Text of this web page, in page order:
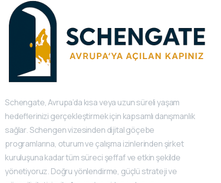
Schengate, Avrupa’da kısa veya uzun süreli yaşam
hedeflerinizi gerçekleştirmek için kapsamlı danışmanlık
sağlar. Schengen vizesinden dijital göçebe
programlarına, oturum ve çalışma izinlerinden şirket
kuruluşuna kadar tüm süreci şeffaf ve etkin şekilde
yönetiyoruz. Doğru yönlendirme, güçlü strateji ve